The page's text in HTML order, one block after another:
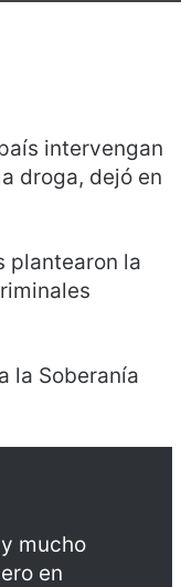
intervengan
droga, dejó en
plantearon la
la Soberanía
mucho
en